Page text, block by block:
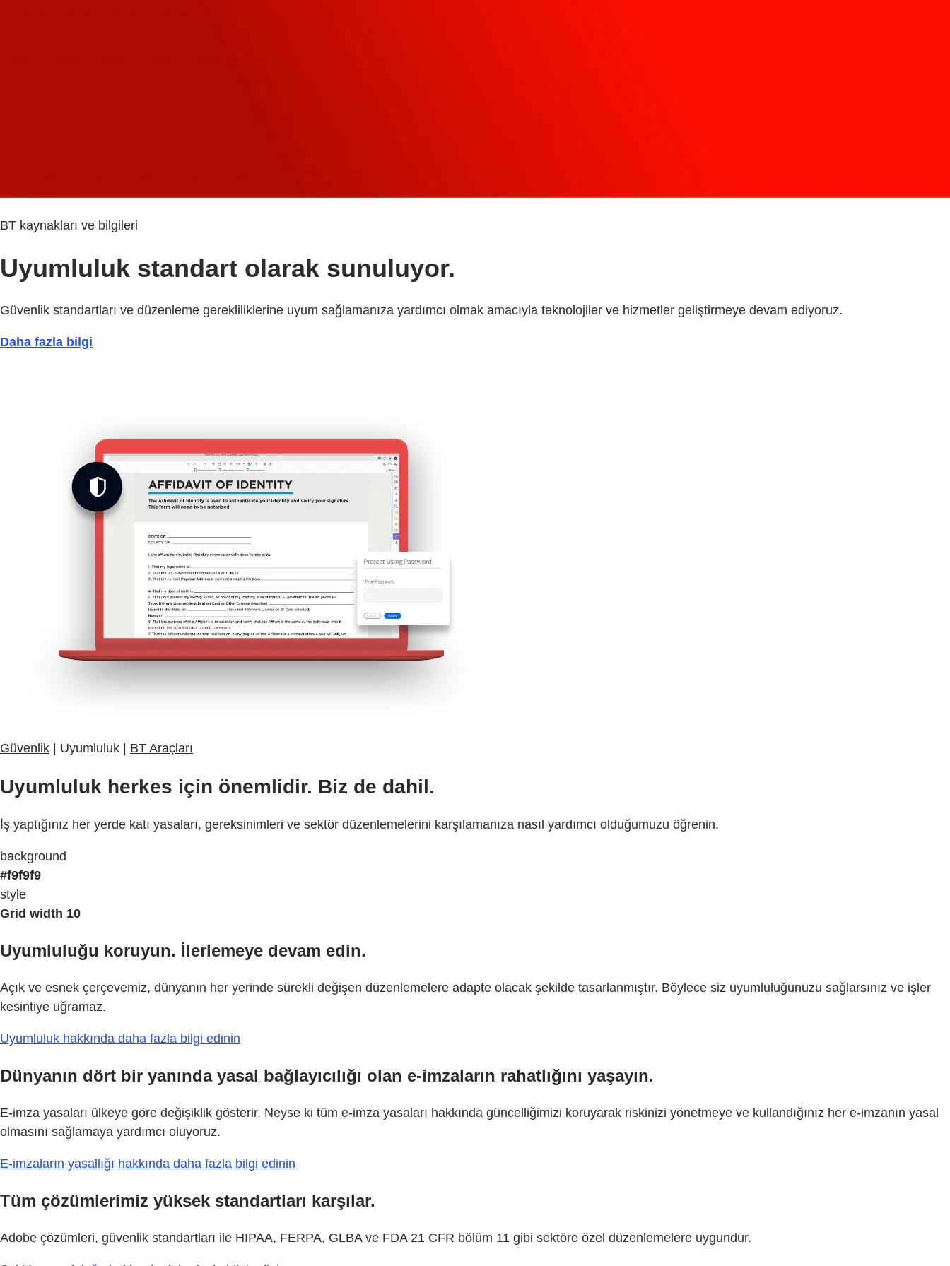
BT kaynakları ve bilgileri
Uyumluluk standart olarak sunuluyor.
Güvenlik standartları ve düzenleme gerekliliklerine uyum sağlamanıza yardımcı olmak amacıyla teknolojiler ve hizmetler geliştirmeye devam ediyoruz.
Daha fazla bilgi
Güvenlik | Uyumluluk | BT Araçları
Uyumluluk herkes için önemlidir. Biz de dahil.
İş yaptığınız her yerde katı yasaları, gereksinimleri ve sektör düzenlemelerini karşılamanıza nasıl yardımcı olduğumuzu öğrenin.
background
#f9f9f9
style
Grid width 10
Uyumluluğu koruyun. İlerlemeye devam edin.
Açık ve esnek çerçevemiz, dünyanın her yerinde sürekli değişen düzenlemelere adapte olacak şekilde tasarlanmıştır. Böylece siz uyumluluğunuzu sağlarsınız ve işler
kesintiye uğramaz.
Uyumluluk hakkında daha fazla bilgi edinin
Dünyanın dört bir yanında yasal bağlayıcılığı olan e-imzaların rahatlığını yaşayın.
E-imza yasaları ülkeye göre değişiklik gösterir. Neyse ki tüm e-imza yasaları hakkında güncelliğimizi koruyarak riskinizi yönetmeye ve kullandığınız her e-imzanın yasal
olmasını sağlamaya yardımcı oluyoruz.
E-imzaların yasallığı hakkında daha fazla bilgi edinin
Tüm çözümlerimiz yüksek standartları karşılar.
Adobe çözümleri, güvenlik standartları ile HIPAA, FERPA, GLBA ve FDA 21 CFR bölüm 11 gibi sektöre özel düzenlemelere uygundur.